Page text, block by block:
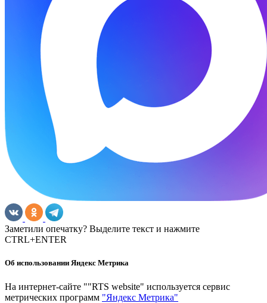
Заметили опечатку? Выделите текст и нажмите
CTRL+ENTER
Об использовании Яндекс Метрика
На интернет-сайте ""RTS website" используется сервис
метрических программ "Яндекс Метрика"